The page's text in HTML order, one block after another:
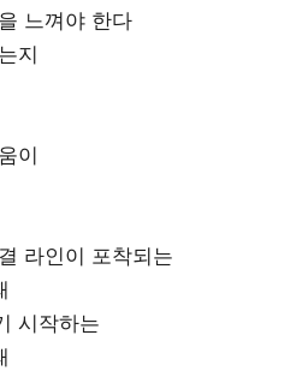
느껴야 한다
지
이
라인이 포착되는
시작하는